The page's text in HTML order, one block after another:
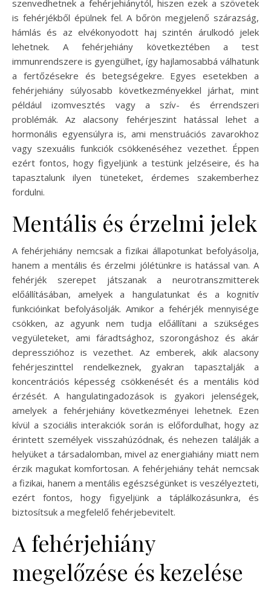
szenvedhetnek a fehérjehiánytól, hiszen ezek a szövetek
is fehérjékből épülnek fel. A bőrön megjelenő szárazság,
hámlás és az elvékonyodott haj szintén árulkodó jelek
lehetnek. A fehérjehiány következtében a test
immunrendszere is gyengülhet, így hajlamosabbá válhatunk
a fertőzésekre és betegségekre. Egyes esetekben a
fehérjehiány súlyosabb következményekkel járhat, mint
például izomvesztés vagy a szív- és érrendszeri
problémák. Az alacsony fehérjeszint hatással lehet a
hormonális egyensúlyra is, ami menstruációs zavarokhoz
vagy szexuális funkciók csökkenéséhez vezethet. Éppen
ezért fontos, hogy figyeljünk a testünk jelzéseire, és ha
tapasztalunk ilyen tüneteket, érdemes szakemberhez
fordulni.
Mentális és érzelmi jelek
A fehérjehiány nemcsak a fizikai állapotunkat befolyásolja,
hanem a mentális és érzelmi jólétünkre is hatással van. A
fehérjék szerepet játszanak a neurotranszmitterek
előállításában, amelyek a hangulatunkat és a kognitív
funkcióinkat befolyásolják. Amikor a fehérjék mennyisége
csökken, az agyunk nem tudja előállítani a szükséges
vegyületeket, ami fáradtsághoz, szorongáshoz és akár
depresszióhoz is vezethet. Az emberek, akik alacsony
fehérjeszinttel rendelkeznek, gyakran tapasztalják a
koncentrációs képesség csökkenését és a mentális köd
érzését. A hangulatingadozások is gyakori jelenségek,
amelyek a fehérjehiány következményei lehetnek. Ezen
kívül a szociális interakciók során is előfordulhat, hogy az
érintett személyek visszahúzódnak, és nehezen találják a
helyüket a társadalomban, mivel az energiahiány miatt nem
érzik magukat komfortosan. A fehérjehiány tehát nemcsak
a fizikai, hanem a mentális egészségünket is veszélyezteti,
ezért fontos, hogy figyeljünk a táplálkozásunkra, és
biztosítsuk a megfelelő fehérjebevitelt.
A fehérjehiány
megelőzése és kezelése